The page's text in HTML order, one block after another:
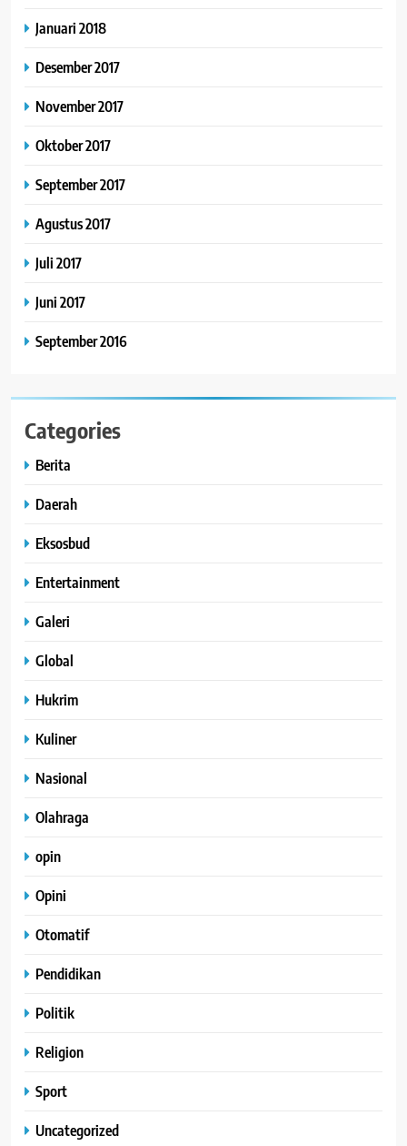
Januari 2018
Desember 2017
November 2017
Oktober 2017
September 2017
Agustus 2017
Juli 2017
Juni 2017
September 2016
Categories
Berita
Daerah
Eksosbud
Entertainment
Galeri
Global
Hukrim
Kuliner
Nasional
Olahraga
opin
Opini
Otomatif
Pendidikan
Politik
Religion
Sport
Uncategorized